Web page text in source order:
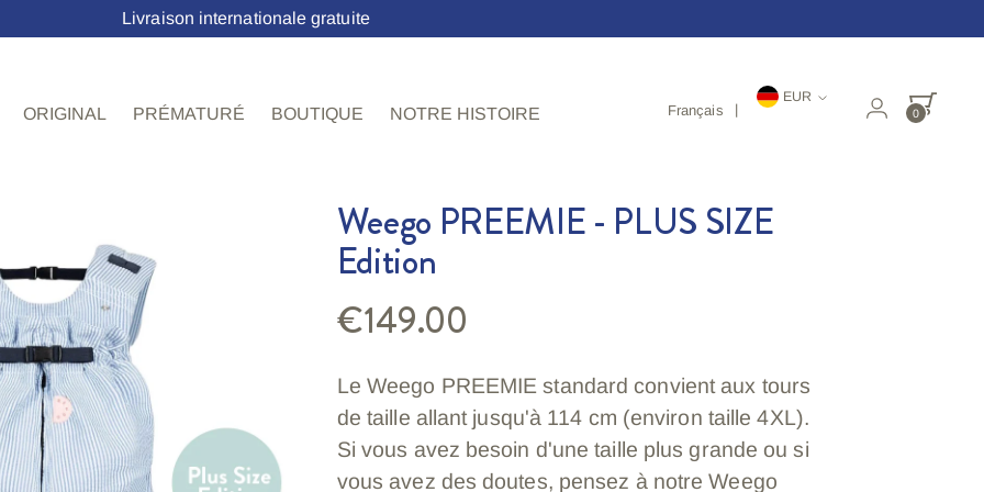
Livraison internationale gratuite
ORIGINAL PRÉMATURÉ BOUTIQUE NOTRE HISTOIRE Français
Monnaie
EUR
0
Weego PREEMIE - PLUS SIZE
Edition
Prix
normal
€149.00
Le Weego PREEMIE standard convient aux tours
de taille allant jusqu'à 114 cm (environ taille 4XL).
Si vous avez besoin d'une taille plus grande ou si
vous avez des doutes, pensez à notre Weego